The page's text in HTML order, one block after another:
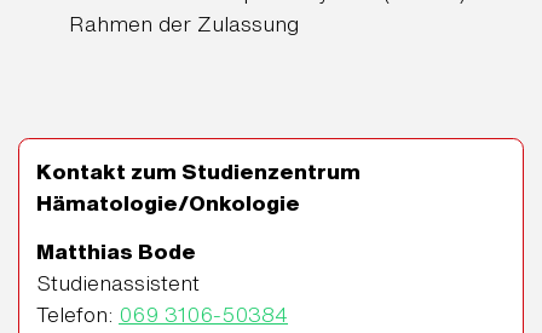
Rahmen der Zulassung
Kontakt zum Studienzentrum
Hämatologie/Onkologie
Matthias Bode
Studienassistent
Telefon: 069 3106-50384